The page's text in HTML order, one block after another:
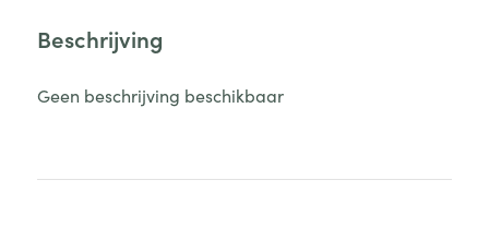
Beschrijving
Geen beschrijving beschikbaar